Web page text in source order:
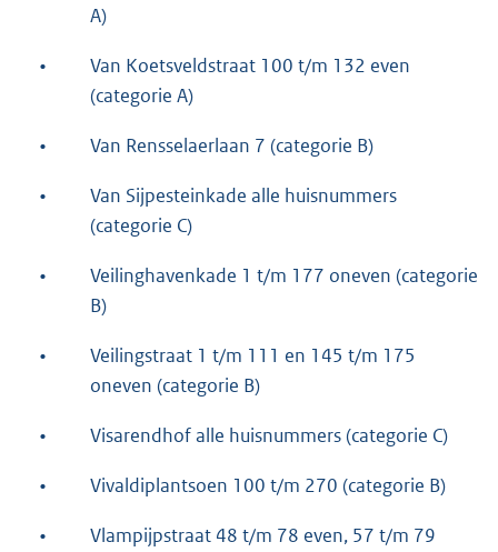
A)
•
Van Koetsveldstraat 100 t/m 132 even
(categorie A)
• Van Rensselaerlaan 7 (categorie B)
•
Van Sijpesteinkade alle huisnummers
(categorie C)
•
Veilinghavenkade 1 t/m 177 oneven (categorie
B)
•
Veilingstraat 1 t/m 111 en 145 t/m 175
oneven (categorie B)
• Visarendhof alle huisnummers (categorie C)
• Vivaldiplantsoen 100 t/m 270 (categorie B)
•
Vlampijpstraat 48 t/m 78 even, 57 t/m 79